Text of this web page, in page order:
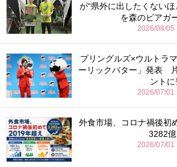
が“県外に出したくない
を森のビアガ
2026/08/05
プリングルズ×ウルトラ
ーリックバター」発表
ント
2026/07/01
外食市場、コロナ禍後
3282
2026/07/01